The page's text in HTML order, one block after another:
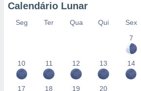
Calendário Lunar
Seg Ter Qua Qui Sex
7
10 11 12 13 14
17 18 19 20